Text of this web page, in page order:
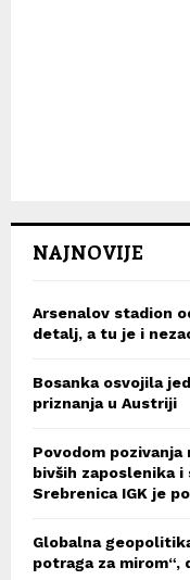
NAJNOVIJE
Arsenalov stadion
detalj, a tu je i
Bosanka osvojila
priznanja u Austriji
Povodom pozivanja
bivših zaposlenika
Srebrenica IGK je
Globalna
potraga za mirom“,